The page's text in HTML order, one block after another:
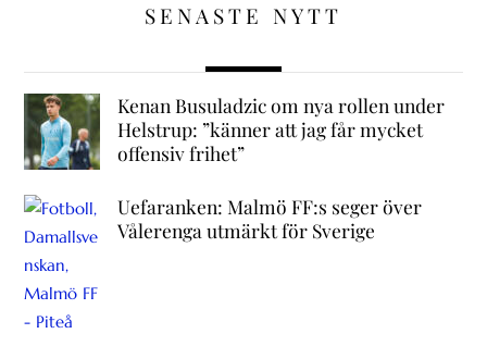
SENASTE NYTT
Kenan Busuladzic om nya rollen under
Helstrup: ”känner att jag får mycket
offensiv frihet”
Uefaranken: Malmö FF:s seger över
Vålerenga utmärkt för Sverige